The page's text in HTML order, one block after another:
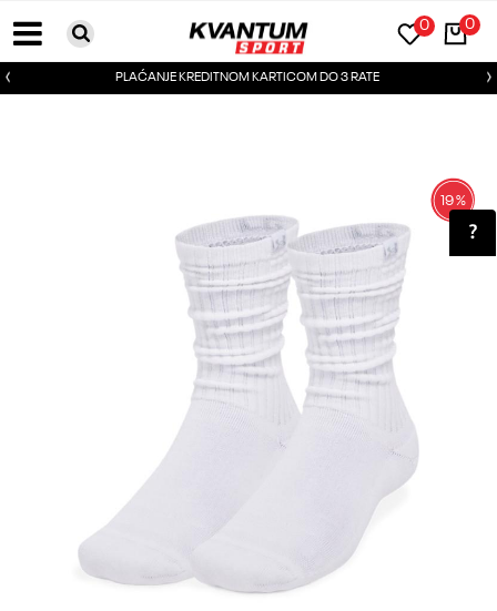
0
0
PLAĆANJE KREDITNOM KARTICOM DO 3 RATE
19%